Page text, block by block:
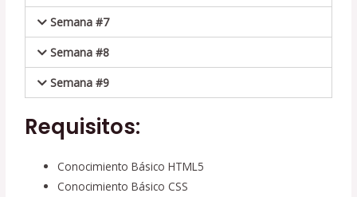
Semana #7
Semana #8
Semana #9
Requisitos:
Conocimiento Básico HTML5
Conocimiento Básico CSS